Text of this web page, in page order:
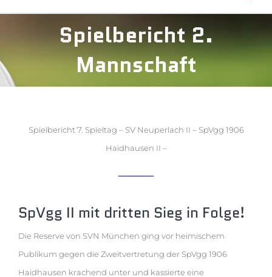
Spielbericht 2.
Mannschaft
Spielbericht 7. Spieltag – SV Neuperlach II – SpVgg 1906
Haidhausen II –
SpVgg II mit dritten Sieg in Folge!
Die Reserve von SVN München ging vor heimischem
Publikum gegen die Zweitvertretung der SpVgg 1906
Haidhausen krachend unter und kassierte eine